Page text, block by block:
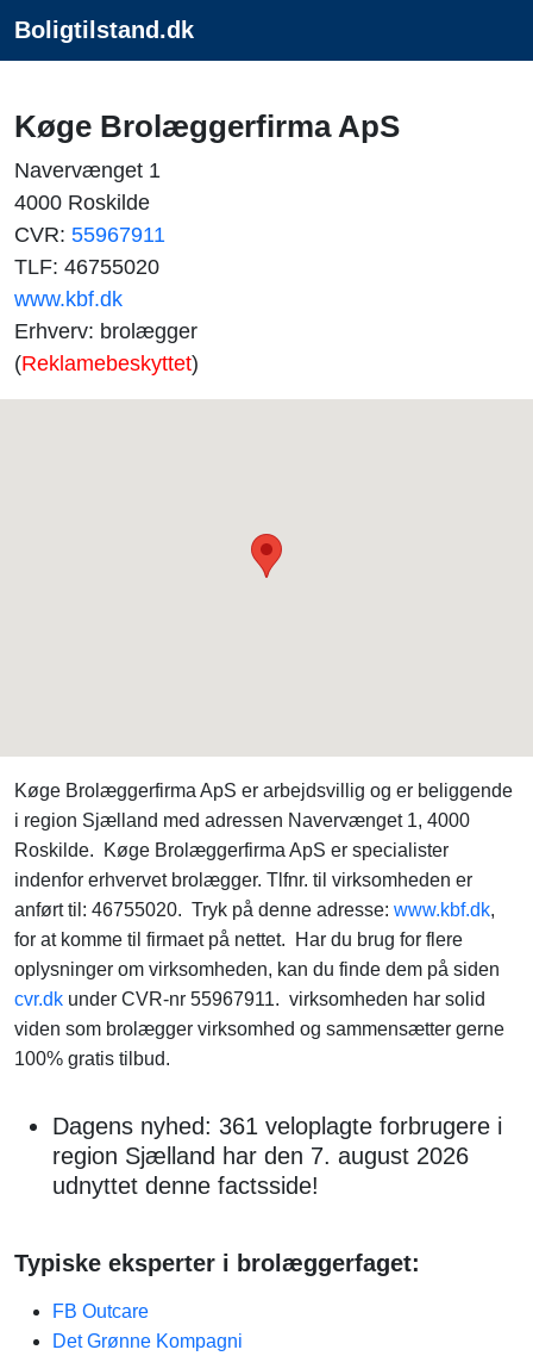
Boligtilstand.dk
Køge Brolæggerfirma ApS
Navervænget 1
4000 Roskilde
CVR: 55967911
TLF: 46755020
www.kbf.dk
Erhverv: brolægger
(Reklamebeskyttet)
Køge Brolæggerfirma ApS er arbejdsvillig og er beliggende
i region Sjælland med adressen Navervænget 1, 4000
Roskilde. Køge Brolæggerfirma ApS er specialister
indenfor erhvervet brolægger. Tlfnr. til virksomheden er
anført til: 46755020. Tryk på denne adresse: www.kbf.dk,
for at komme til firmaet på nettet. Har du brug for flere
oplysninger om virksomheden, kan du finde dem på siden
cvr.dk under CVR-nr 55967911. virksomheden har solid
viden som brolægger virksomhed og sammensætter gerne
100% gratis tilbud.
Dagens nyhed: 361 veloplagte forbrugere i
region Sjælland har den 7. august 2026
udnyttet denne factsside!
Typiske eksperter i brolæggerfaget:
FB Outcare
Det Grønne Kompagni